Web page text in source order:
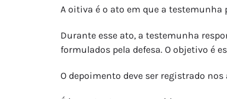
A oitiva é o ato em que a
Durante esse ato, a testemunha
formulados pela defesa. O objetivo é
O depoimento deve ser registrado